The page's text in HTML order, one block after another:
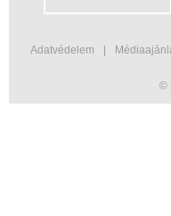
Adatvédelem
©